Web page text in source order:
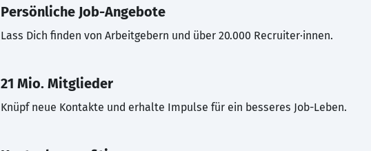
Persönliche Job-Angebote
Lass Dich finden von Arbeitgebern und über 20.000 Recruiter·innen.
21 Mio. Mitglieder
Knüpf neue Kontakte und erhalte Impulse für ein besseres Job-Leben.